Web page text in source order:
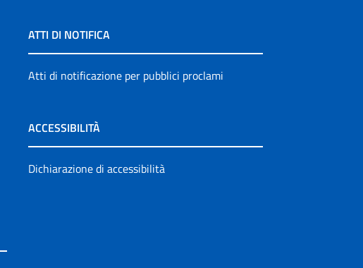
ATTI DI NOTIFICA
Atti di notificazione per pubblici proclami
ACCESSIBILITÀ
Dichiarazione di accessibilità